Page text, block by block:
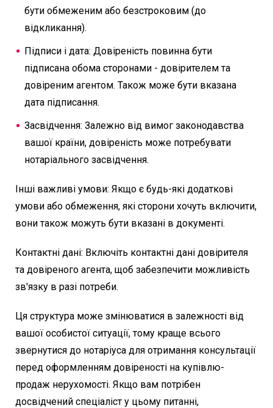
бути обмеженим або безстроковим (до
відкликання).
Підписи і дата: Довіреність повинна бути
підписана обома сторонами - довірителем та
довіреним агентом. Також може бути вказана
дата підписання.
Засвідчення: Залежно від вимог законодавства
вашої країни, довіреність може потребувати
нотаріального засвідчення.
Інші важливі умови: Якщо є будь-які додаткові
умови або обмеження, які сторони хочуть включити,
вони також можуть бути вказані в документі.
Контактні дані: Включіть контактні дані довірителя
та довіреного агента, щоб забезпечити можливість
зв'язку в разі потреби.
Ця структура може змінюватися в залежності від
вашої особистої ситуації, тому краще всього
звернутися до нотаріуса для отримання консультації
перед оформленням довіреності на купівлю-
продаж нерухомості. Якщо вам потрібен
досвідчений спеціаліст у цьому питанні,